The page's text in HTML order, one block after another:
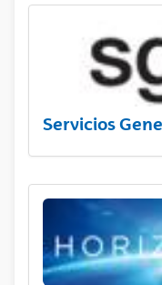
Servicios